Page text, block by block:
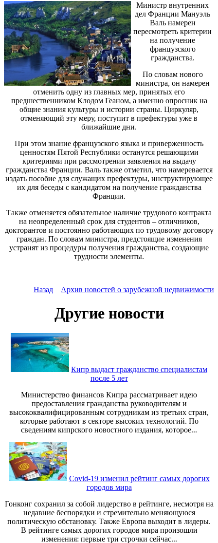
Министр внутренних
дел Франции Мануэль
Валь намерен
пересмотреть критерии
на получение
французского
гражданства.
По словам нового
министра, он намерен
отменить одну из главных мер, принятых его
предшественником Клодом Геаном, а именно опросник на
общие знания культуры и истории страны. Циркуляр,
отменяющий эту меру, поступит в префектуры уже в
ближайшие дни.
При этом знание французского языка и приверженность
ценностям Пятой Республики останутся решающими
критериями при рассмотрении заявления на выдачу
гражданства Франции. Валь также отметил, что намеревается
издать пособие для служащих префектуры, инструктирующее
их для беседы с кандидатом на получение гражданства
Франции.
Также отменяется обязательное наличие трудового контракта
на неопределенный срок для студентов – отличников,
докторантов и постоянно работающих по трудовому договору
граждан. По словам министра, предстоящие изменения
устранят из процедуры получения гражданства, создающие
трудности элементы.
Назад Архив новостей о зарубежной недвижимости
Другие новости
Кипр выдаст гражданство специалистам
после 5 лет
Министерство финансов Кипра рассматривает идею
предоставления гражданства руководителям и
высококвалифицированным сотрудникам из третьих стран,
которые работают в секторе высоких технологий. По
сведениям кипрского новостного издания, которое...
Covid-19 изменил рейтинг самых дорогих
городов мира
Гонконг сохранил за собой лидерство в рейтинге, несмотря на
недавние беспорядки и стремительно меняющуюся
политическую обстановку. Также Европа выходит в лидеры.
В рейтинге самых дорогих городов мира произошли
изменения: первые три строчки сейчас...